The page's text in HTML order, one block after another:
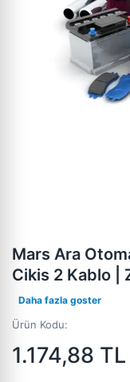
Mars Ara
Cikis 2 Kablo |
Daha fazla goster
Ürün Kodu:
1.174,88 TL